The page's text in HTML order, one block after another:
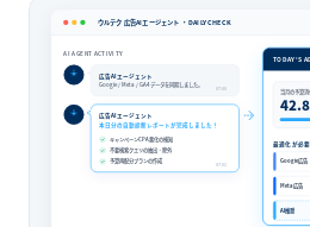
ウルテク 広告AIエージェント ・ DAILY CHECK
AI AGENT ACTIVITY
広告AIエージェント
Google / Meta / GA4 データを同期しました。
07:00
広告AIエージェント
本日分の自動診断レポートが完成しました！
キャンペーンCPA悪化の検知
不要検索クエリの抽出・除外
予算再配分プランの作成
07:01
TODAY'S
当月の予算消
42.8
最適化が必
Google広告
Meta広告
AI推奨